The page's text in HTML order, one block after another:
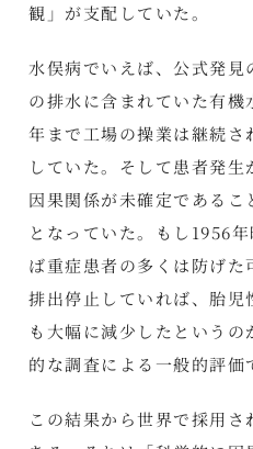
観」が支配していた。
水俣病でいえば、公式発見
の排水に含まれていた有
年まで工場の操業は継続さ
していた。そして患者発
因果関係が未確定であるこ
となっていた。もし1956
ば重症患者の多くは防げ
排出停止していれば、胎児
も大幅に減少したという
的な調査による一般的評価
この結果から世界で採用